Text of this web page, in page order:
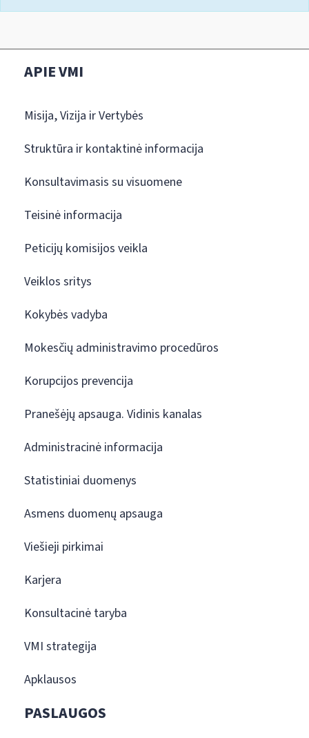
APIE VMI
Misija, Vizija ir Vertybės
Struktūra ir kontaktinė informacija
Konsultavimasis su visuomene
Teisinė informacija
Peticijų komisijos veikla
Veiklos sritys
Kokybės vadyba
Mokesčių administravimo procedūros
Korupcijos prevencija
Pranešėjų apsauga. Vidinis kanalas
Administracinė informacija
Statistiniai duomenys
Asmens duomenų apsauga
Viešieji pirkimai
Karjera
Konsultacinė taryba
VMI strategija
Apklausos
PASLAUGOS